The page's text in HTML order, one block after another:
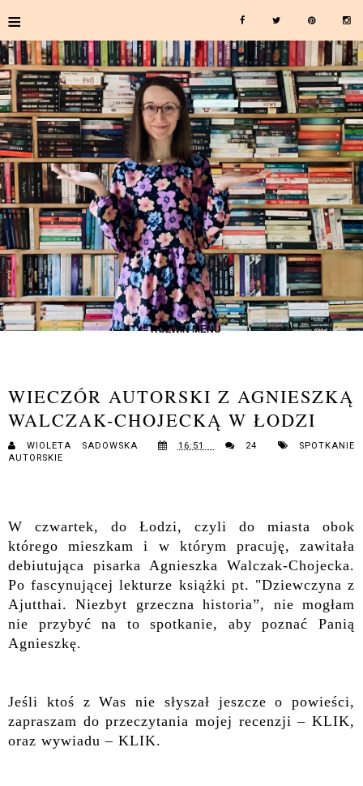
≡
≡ ROZWIŃ MENU
WIECZÓR AUTORSKI Z AGNIESZKĄ
WALCZAK-CHOJECKĄ W ŁODZI
WIOLETA SADOWSKA 16:51 24
SPOTKANIE
AUTORSKIE
W czwartek, do Łodzi, czyli do miasta obok
którego mieszkam i w którym pracuję, zawitała
debiutująca pisarka Agnieszka Walczak-Chojecka.
Po fascynującej lekturze książki pt. "Dziewczyna z
Ajutthai. Niezbyt grzeczna historia”, nie mogłam
nie przybyć na to spotkanie, aby poznać Panią
Agnieszkę.
Jeśli ktoś z Was nie słyszał jeszcze o powieści,
zapraszam do przeczytania mojej recenzji – KLIK,
oraz wywiadu – KLIK.